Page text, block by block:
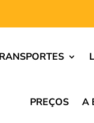
PREÇOS A